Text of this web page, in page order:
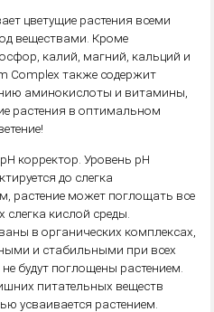
цветущие растения всеми
веществами. Кроме
калий, магний, кальций и
Complex также содержит
аминокислоты и витамины,
растения в оптимальном
корректор. Уровень pH
до слегка
растение может поглощать все
кислой среды.
в органических комплексах,
и стабильными при всех
будут поглощены растением.
питательных веществ
усваивается растением.